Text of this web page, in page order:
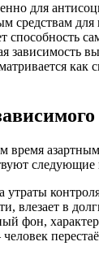
для
средствам для
способность
зависимость
следующие
утраты
влезает в
фон,